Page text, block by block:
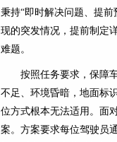
秉持“即时解决问题、提
现的突发情况，提前制定
难题。
按照任务要求，保障
不足、环境昏暗，地面标
位方式根本无法适用。面
案。方案要求每位驾驶员